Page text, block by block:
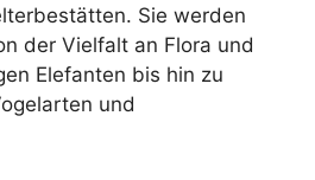
Sie werden
der Vielfalt an Flora und
Elefanten bis hin zu
und